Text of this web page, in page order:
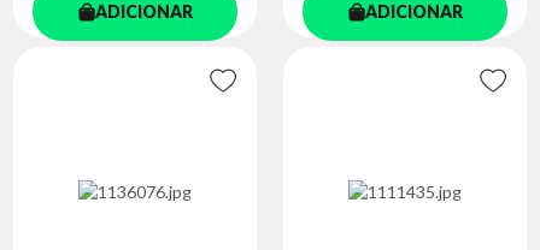
ADICIONAR ADICIONAR